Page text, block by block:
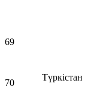
Түркістан
69
70